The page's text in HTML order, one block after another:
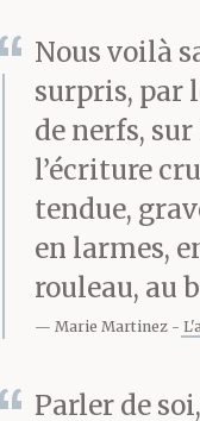
– OK. Je
attends.
Je
est à
Ehpad.
seule là-
est ici.
Nous voilà
surpris, par
de nerfs,
l’écriture
tendue,
en larmes,
rouleau, au
Marie Martinez
Parler de